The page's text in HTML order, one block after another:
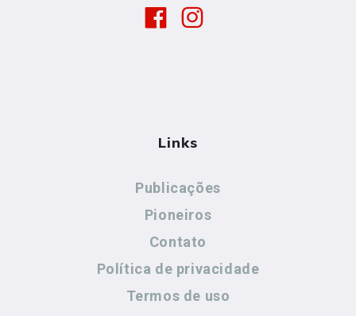
Links
Publicações
Pioneiros
Contato
Política de privacidade
Termos de uso